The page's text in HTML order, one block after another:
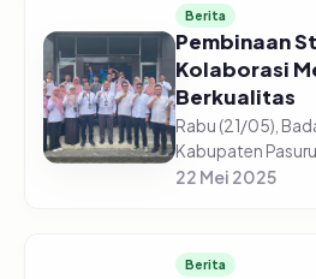
Berita
Pembinaan
Kolaborasi
Berkualitas
Rabu (21/05),
Kabupaten
Pembinaan
22 Mei 2025
Berita